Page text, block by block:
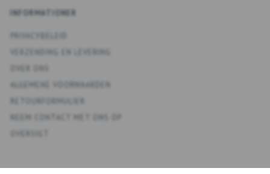
INFORMATIONER
ALGEMENE VOORWAARDEN
RETOURFORMULIER
NEEM CONTACT MET ONS OP